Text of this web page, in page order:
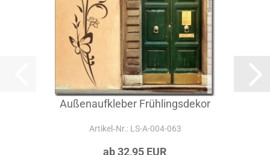
Außenaufkleber Frühlingsdekor
Artikel‑Nr.: LS-A-004-063
ab 32,95 EUR